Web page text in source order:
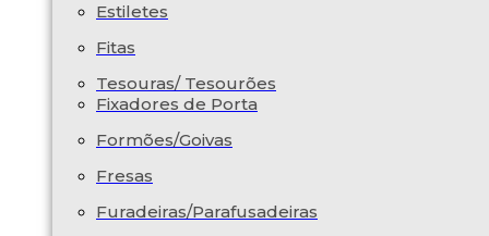
Estiletes
Fitas
Tesouras/ Tesourões
Fixadores de Porta
Formões/Goivas
Fresas
Furadeiras/Parafusadeiras